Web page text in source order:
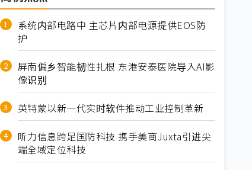
系统内部电路中 主芯片内部电源提供EOS防
护
屏南偏乡智能韧性扎根 东港安泰医院导入AI影
像识别
英特蒙以新一代实时软件推动工业控制革新
昕力信息跨足国防科技 携手美商Juxta引进尖
端全域定位科技